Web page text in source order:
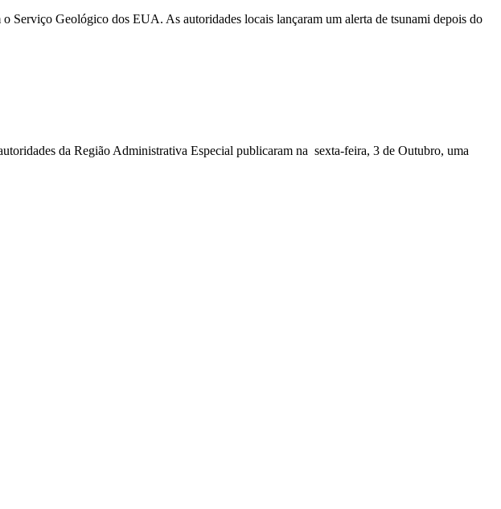
Serviço Geológico dos EUA. As autoridades locais lançaram um alerta de tsunami depois do
da Região Administrativa Especial publicaram na sexta-feira, 3 de Outubro, uma